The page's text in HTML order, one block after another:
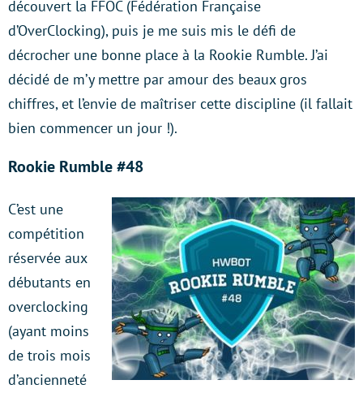
découvert la FFOC (Fédération Française
d’OverClocking), puis je me suis mis le défi de
décrocher une bonne place à la Rookie Rumble. J’ai
décidé de m’y mettre par amour des beaux gros
chiffres, et l’envie de maîtriser cette discipline (il fallait
bien commencer un jour !).
Rookie Rumble #48
C’est une
compétition
réservée aux
débutants en
overclocking
(ayant moins
de trois mois
d’ancienneté